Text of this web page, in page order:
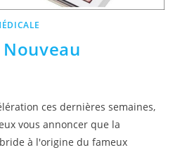
ces dernières semaines,
vous annoncer que la
à l'origine du fameux